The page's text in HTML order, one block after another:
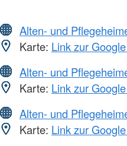
Alten- und
Karte: Link zur
Alten- und
Karte: Link zur
Alten- und
Karte: Link zur